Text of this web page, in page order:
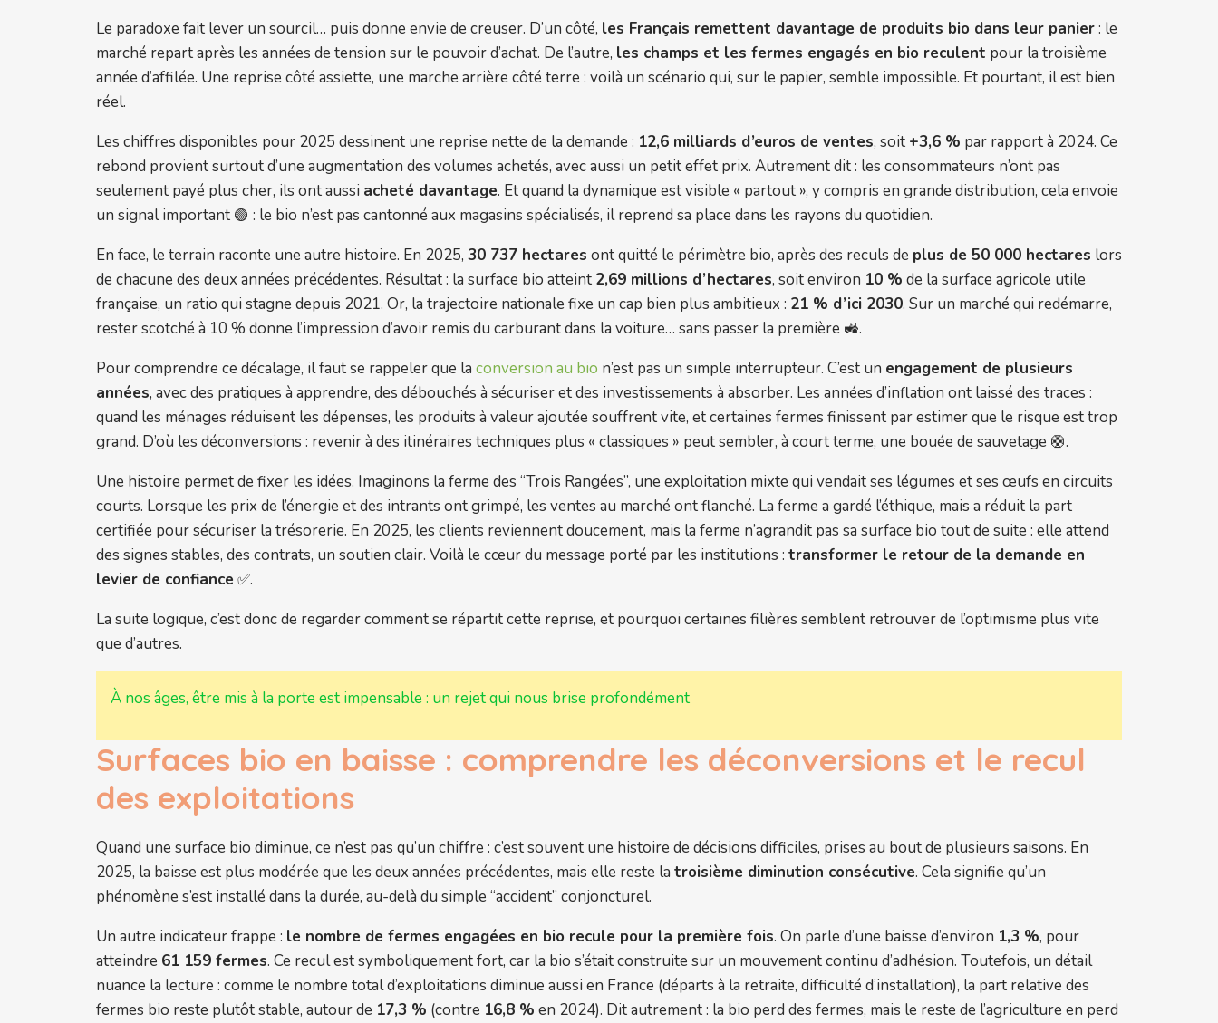
Le paradoxe fait lever un sourcil… puis donne envie de creuser. D’un côté, les Français remettent davantage de produits bio dans leur panier: le
marché repart après les années de tension sur le pouvoir d’achat. De l’autre, les champs et les fermes engagés en bio reculent pour la troisième
année d’affilée. Une reprise côté assiette, une marche arrière côté terre : voilà un scénario qui, sur le papier, semble impossible. Et pourtant, il est bien
réel.
Les chiffres disponibles pour 2025 dessinent une reprise nette de la demande : 12,6 milliards d’euros de ventes, soit +3,6 % par rapport à 2024. Ce
rebond provient surtout d’une augmentation des volumes achetés, avec aussi un petit effet prix. Autrement dit : les consommateurs n’ont pas
seulement payé plus cher, ils ont aussi acheté davantage. Et quand la dynamique est visible « partout », y compris en grande distribution, cela envoie
un signal important 🟢 : le bio n’est pas cantonné aux magasins spécialisés, il reprend sa place dans les rayons du quotidien.
En face, le terrain raconte une autre histoire. En 2025, 30 737 hectares ont quitté le périmètre bio, après des reculs de plus de 50 000 hectares lors
de chacune des deux années précédentes. Résultat : la surface bio atteint 2,69 millions d’hectares, soit environ 10 % de la surface agricole utile
française, un ratio qui stagne depuis 2021. Or, la trajectoire nationale fixe un cap bien plus ambitieux : 21 % d’ici 2030. Sur un marché qui redémarre,
rester scotché à 10 % donne l’impression d’avoir remis du carburant dans la voiture… sans passer la première 🚜.
Pour comprendre ce décalage, il faut se rappeler que la conversion au bio n’est pas un simple interrupteur. C’est un engagement de plusieurs
années, avec des pratiques à apprendre, des débouchés à sécuriser et des investissements à absorber. Les années d’inflation ont laissé des traces :
quand les ménages réduisent les dépenses, les produits à valeur ajoutée souffrent vite, et certaines fermes finissent par estimer que le risque est trop
grand. D’où les déconversions : revenir à des itinéraires techniques plus « classiques » peut sembler, à court terme, une bouée de sauvetage 🛟.
Une histoire permet de fixer les idées. Imaginons la ferme des “Trois Rangées”, une exploitation mixte qui vendait ses légumes et ses œufs en circuits
courts. Lorsque les prix de l’énergie et des intrants ont grimpé, les ventes au marché ont flanché. La ferme a gardé l’éthique, mais a réduit la part
certifiée pour sécuriser la trésorerie. En 2025, les clients reviennent doucement, mais la ferme n’agrandit pas sa surface bio tout de suite : elle attend
des signes stables, des contrats, un soutien clair. Voilà le cœur du message porté par les institutions : transformer le retour de la demande en
levier de confiance ✅.
La suite logique, c’est donc de regarder comment se répartit cette reprise, et pourquoi certaines filières semblent retrouver de l’optimisme plus vite
que d’autres.
À nos âges, être mis à la porte est impensable : un rejet qui nous brise profondément
Surfaces bio en baisse : comprendre les déconversions et le recul
des exploitations
Quand une surface bio diminue, ce n’est pas qu’un chiffre : c’est souvent une histoire de décisions difficiles, prises au bout de plusieurs saisons. En
2025, la baisse est plus modérée que les deux années précédentes, mais elle reste la troisième diminution consécutive. Cela signifie qu’un
phénomène s’est installé dans la durée, au-delà du simple “accident” conjoncturel.
Un autre indicateur frappe : le nombre de fermes engagées en bio recule pour la première fois. On parle d’une baisse d’environ 1,3 %, pour
atteindre 61 159 fermes. Ce recul est symboliquement fort, car la bio s’était construite sur un mouvement continu d’adhésion. Toutefois, un détail
nuance la lecture : comme le nombre total d’exploitations diminue aussi en France (départs à la retraite, difficulté d’installation), la part relative des
fermes bio reste plutôt stable, autour de 17,3 % (contre 16,8 % en 2024). Dit autrement : la bio perd des fermes, mais le reste de l’agriculture en perd